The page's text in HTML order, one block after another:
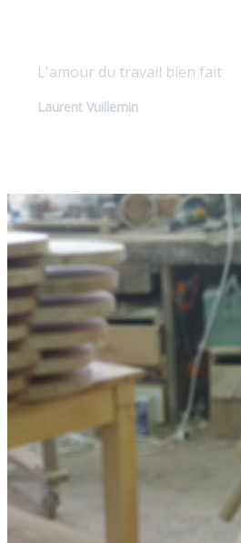
L'amour du travail bien fait
Laurent Vuillemin